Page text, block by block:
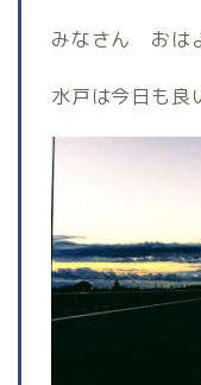
みなさん おは
水戸は今日も良